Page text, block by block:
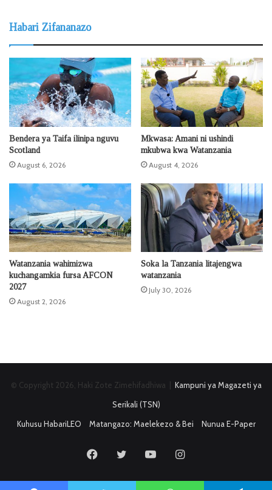
Habari Zifananazo
Bendera ya Taifa ilinipa nguvu
Scotland
August 6, 2026
Mkwasa: Amani ni ushindi
mkubwa kwa Watanzania
August 4, 2026
Watanzania wahimizwa
kuchangamkia fursa AFCON
2027
August 2, 2026
Soka la Tanzania litajengwa
watanzania
July 30, 2026
© Copyright 2026, Haki Zote Zimehifadhiwa | Kampuni ya Magazeti ya
Serikali (TSN)
Kuhusu HabariLEO
Matangazo: Maelekezo & Bei Nunua E-Paper
FacebookTwitter YouTubeInstagram